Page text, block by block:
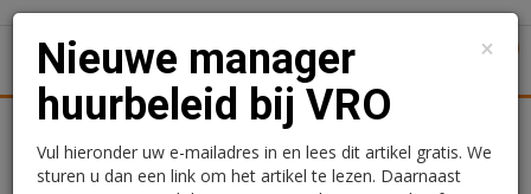
Transacties
×
Nieuwe manager
huurbeleid bij VRO
Vul hieronder uw e-mailadres in en lees dit artikel gratis. We
sturen u dan een link om het artikel te lezen. Daarnaast